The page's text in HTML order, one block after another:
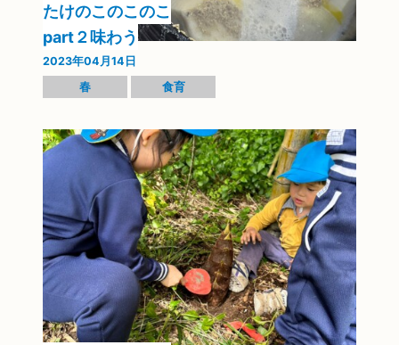
たけのこのこのこ
part２味わう
2023年04月14日
春
食育